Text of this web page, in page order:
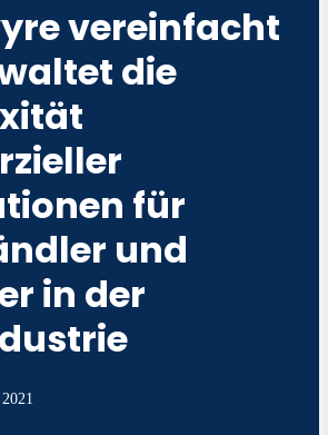
vereinfacht
die
für
und
in der